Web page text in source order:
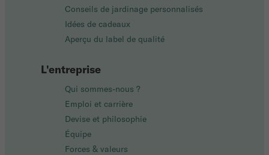
Conseils de jardinage personnalisés
Idées de cadeaux
Aperçu du label de qualité
L'entreprise
Qui sommes-nous ?
Emploi et carrière
Devise et philosophie
Équipe
Forces & valeurs